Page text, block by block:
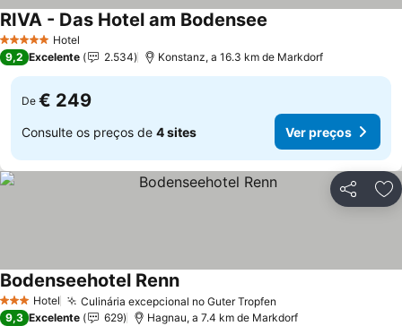
5 Estrelas Hotel
RIVA - Das Hotel am Bodensee
9,2 Excelente 2.534 Konstanz, a 16.3 km de Markdorf
De € 249
Consulte os preços de 4 sites Ver preços
Partilhar
3 EstrelasHotel Culinária excepcional no Guter Tropfen
Bodenseehotel Renn
9,3 Excelente 629 Hagnau, a 7.4 km de Markdorf